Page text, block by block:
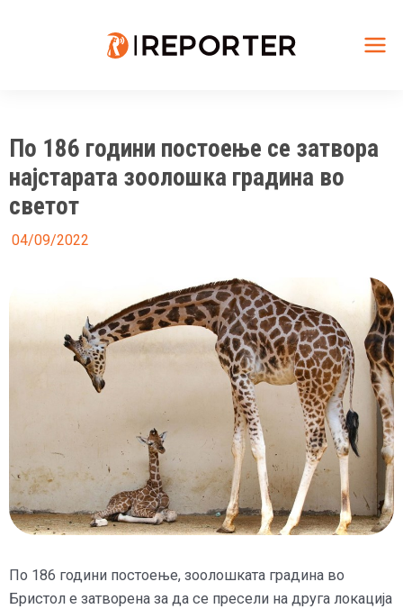
По 186 години постоење се затвора
најстарата зоолошка градина во
светот
04/09/2022
По 186 години постоење, зоолошката градина во
Бристол е затворена за да се пресели на друга локација